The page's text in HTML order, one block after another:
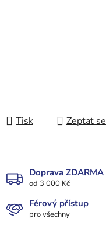
Tisk Zeptat se
Doprava ZDARMA
od 3 000 Kč
Férový přístup
pro všechny